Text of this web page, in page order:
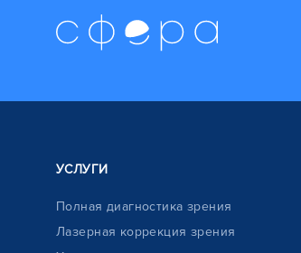
УСЛУГИ
Полная диагностика зрения
Лазерная коррекция зрения